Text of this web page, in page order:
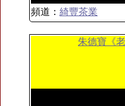
頻道： 綺豐茶業
朱德寶《